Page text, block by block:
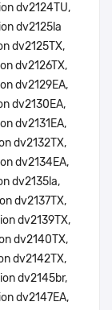
dv2124TU,
dv2125la
dv2125TX,
dv2126TX,
dv2129EA,
dv2130EA,
dv2131EA,
dv2132TX,
dv2134EA,
dv2135la,
dv2137TX,
dv2139TX,
dv2140TX,
dv2142TX,
dv2145br,
dv2147EA,